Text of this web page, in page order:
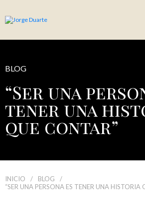
BLOG
“Ser una
tener una
que contar”
INICIO / BLOG
/
“SER UNA PERSONA ES TENER UNA HISTORIA